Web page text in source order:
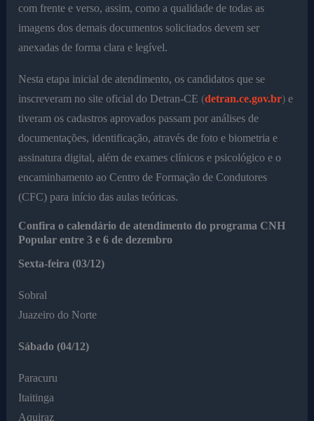
com frente e verso, assim, como a qualidade de todas as
imagens dos demais documentos solicitados devem ser
anexadas de forma clara e legível.
Nesta etapa inicial de atendimento, os candidatos que se
inscreveram no site oficial do Detran-CE (detran.ce.gov.br)e
tiveram os cadastros aprovados passam por análises de
documentações, identificação, através de foto e biometria e
assinatura digital, além de exames clínicos e psicológico e o
encaminhamento ao Centro de Formação de Condutores
(CFC) para início das aulas teóricas.
Confira o calendário de atendimento do programa CNH
Popular entre 3 e 6 de dezembro
Sexta-feira (03/12)
Sobral
Juazeiro do Norte
Sábado (04/12)
Paracuru
Itaitinga
Aquiraz